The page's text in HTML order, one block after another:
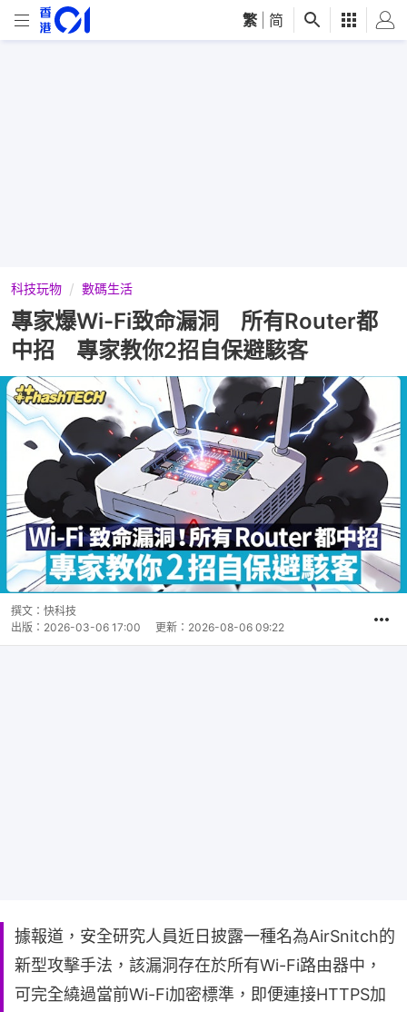
繁 简
科技玩物 數碼生活
專家爆Wi-Fi致命漏洞 所有Router都
中招 專家教你2招自保避駭客
撰文： 快科技
出版： 2026-03-06 17:00 更新： 2026-08-06 09:22
據報道，安全研究人員近日披露一種名為AirSnitch的
新型攻擊手法，該漏洞存在於所有Wi-Fi路由器中，
可完全繞過當前Wi-Fi加密標準，即便連接HTTPS加